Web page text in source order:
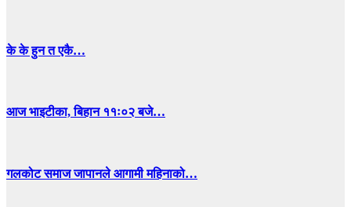
के के हुन त एकै…
आज भाइटीका, बिहान ११ः०२ बजे…
गलकोट समाज जापानले आगामी महिनाको…